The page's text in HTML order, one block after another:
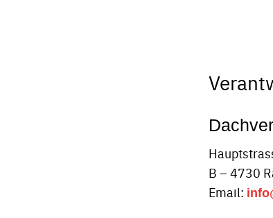
B – 4730
Email: